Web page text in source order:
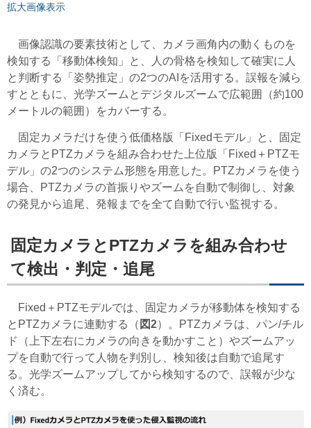
拡大画像表示
画像認識の要素技術として、カメラ画角内の動くものを
検知する「移動体検知」と、人の骨格を検知して確実に人
と判断する「姿勢推定」の2つのAIを活用する。誤報を減ら
すとともに、光学ズームとデジタルズームで広範囲（約100
メートルの範囲）をカバーする。
固定カメラだけを使う低価格版「Fixedモデル」と、固定
カメラとPTZカメラを組み合わせた上位版「Fixed＋PTZモ
デル」の2つのシステム形態を用意した。PTZカメラを使う
場合、PTZカメラの首振りやズームを自動で制御し、対象
の発見から追尾、発報までを全て自動で行い監視する。
固定カメラとPTZカメラを組み合わせ
て検出・判定・追尾
Fixed＋PTZモデルでは、固定カメラが移動体を検知する
とPTZカメラに連動する（ 図2）。PTZカメラは、パン/チル
ド（上下左右にカメラの向きを動かすこと）やズームアッ
プを自動で行って人物を判別し、検知後は自動で追尾す
る。光学ズームアップしてから検知するので、誤報が少な
く済む。